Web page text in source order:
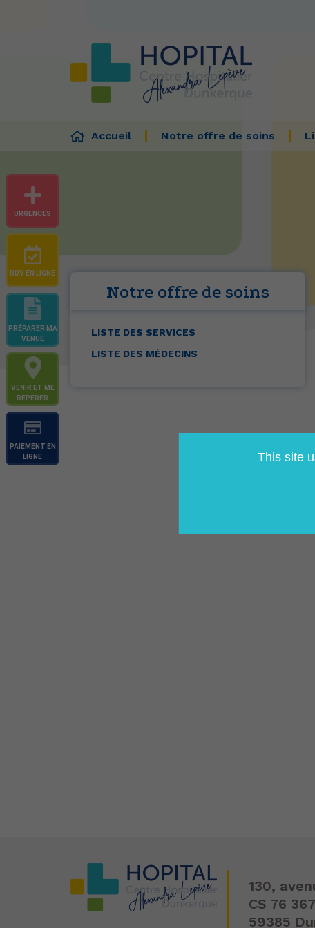
Accueil Notre offre de soins
Notre offre de soins
LISTE DES SERVICES
LISTE DES MÉDECINS
130,
CS 76 367
59385
URGENCES
RDV EN LIGNE
PRÉPARER MA
VENUE
VENIR ET ME
REPÉRER
PAIEMENT EN
LIGNE
This site